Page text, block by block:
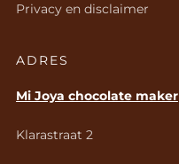
Privacy en disclaimer
ADRES
Mi Joya chocolate maker
Klarastraat 2